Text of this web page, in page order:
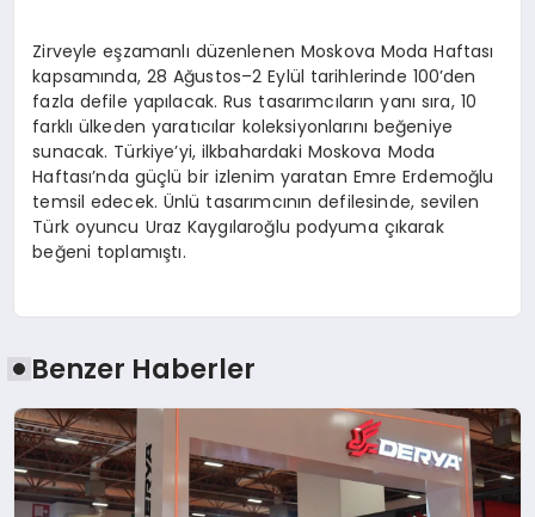
Zirveyle eşzamanlı düzenlenen Moskova Moda Haftası
kapsamında, 28 Ağustos–2 Eylül tarihlerinde 100’den
fazla defile yapılacak. Rus tasarımcıların yanı sıra, 10
farklı ülkeden yaratıcılar koleksiyonlarını beğeniye
sunacak. Türkiye’yi, ilkbahardaki Moskova Moda
Haftası’nda güçlü bir izlenim yaratan Emre Erdemoğlu
temsil edecek. Ünlü tasarımcının defilesinde, sevilen
Türk oyuncu Uraz Kaygılaroğlu podyuma çıkarak
beğeni toplamıştı.
Benzer Haberler